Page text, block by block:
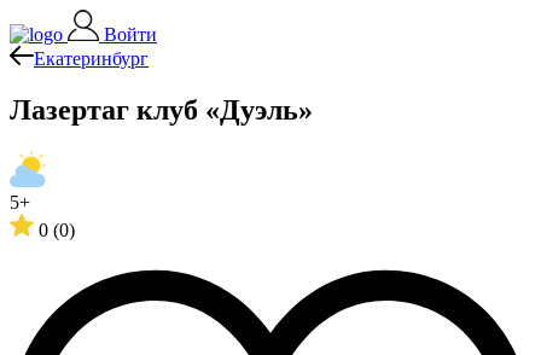
Войти
Екатеринбург
Лазертаг клуб «Дуэль»
5+
0 (0)